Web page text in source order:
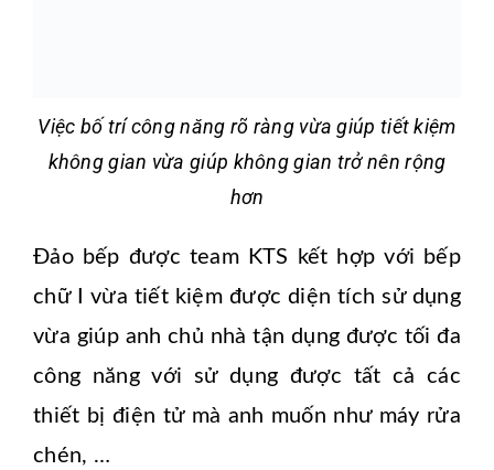
Việc bố trí công năng rõ ràng vừa giúp tiết kiệm
không gian vừa giúp không gian trở nên rộng
hơn
Đảo bếp được team KTS kết hợp với bếp
chữ I vừa tiết kiệm được diện tích sử dụng
vừa giúp anh chủ nhà tận dụng được tối đa
công năng với sử dụng được tất cả các
thiết bị điện tử mà anh muốn như máy rửa
chén, …